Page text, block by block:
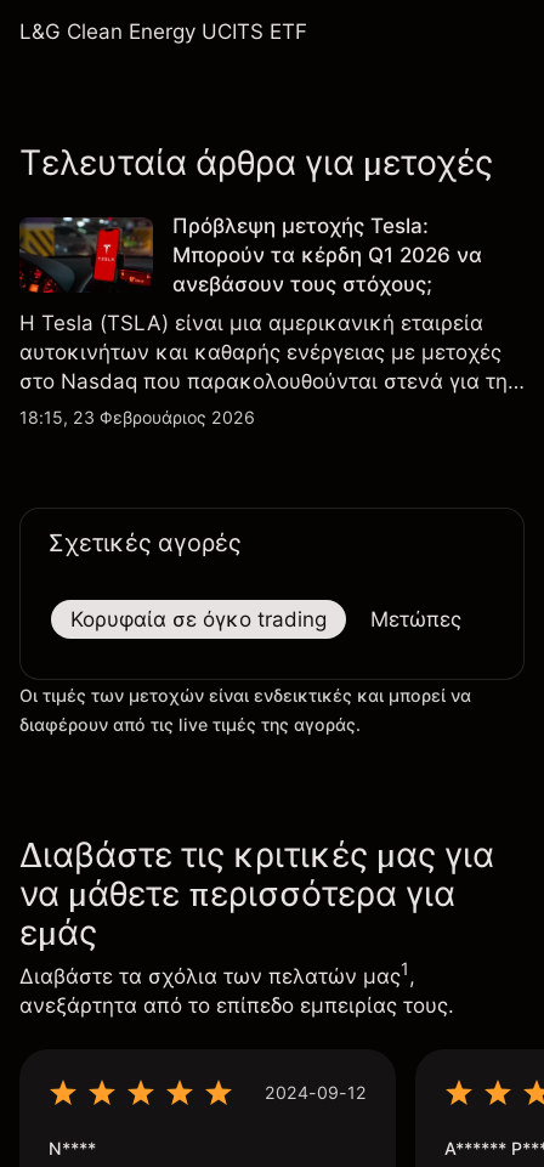
L&G Clean Energy UCITS ETF
Τελευταία άρθρα για μετοχές
Πρόβλεψη μετοχής Tesla:
Μπορούν τα κέρδη Q1 2026 να
ανεβάσουν τους στόχους;
Η Tesla (TSLA) είναι μια αμερικανική εταιρεία
αυτοκινήτων και καθαρής ενέργειας με μετοχές
στο Nasdaq που παρακολουθούνται στενά για την
απόδοση κερδών, τα δεδομένα παραδόσεων και
18:15, 23 Φεβρουάριος 2026
Σχετικές αγορές
Κορυφαία σε όγκο trading Μετώπες
Οι τιμές των μετοχών είναι ενδεικτικές και μπορεί να
διαφέρουν από τις live τιμές της αγοράς.
Διαβάστε τις κριτικές μας για
να μάθετε περισσότερα για
εμάς
Διαβάστε τα σχόλια των πελατών μας1,
ανεξάρτητα από το επίπεδο εμπειρίας τους.
2024-09-12
N**** A******